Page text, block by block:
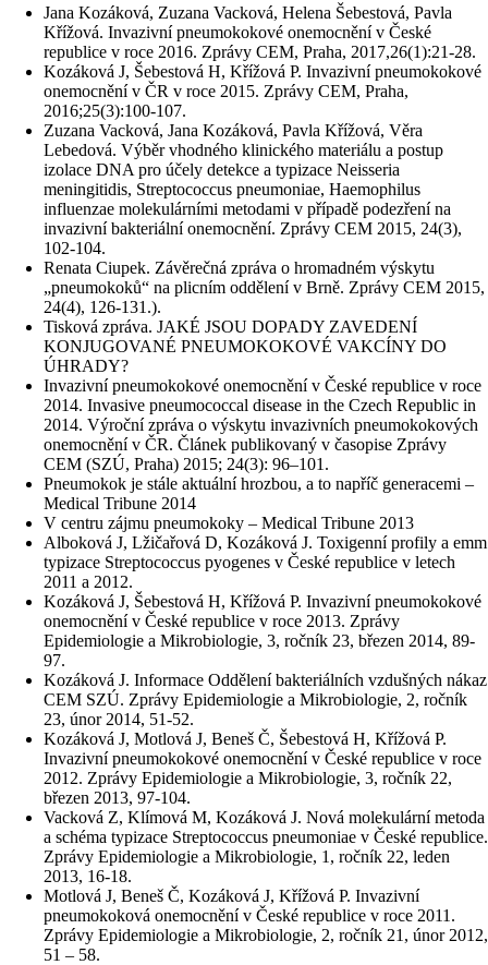
Jana Kozáková, Zuzana Vacková, Helena Šebestová, Pavla
Křížová. Invazivní pneumokokové onemocnění v České
republice v roce 2016. Zprávy CEM, Praha, 2017,26(1):21-28.
Kozáková J, Šebestová H, Křížová P. Invazivní pneumokokové
onemocnění v ČR v roce 2015. Zprávy CEM, Praha,
2016;25(3):100-107.
Zuzana Vacková, Jana Kozáková, Pavla Křížová, Věra
Lebedová. Výběr vhodného klinického materiálu a postup
izolace DNA pro účely detekce a typizace Neisseria
meningitidis, Streptococcus pneumoniae, Haemophilus
influenzae molekulárními metodami v případě podezření na
invazivní bakteriální onemocnění. Zprávy CEM 2015, 24(3),
102-104.
Renata Ciupek. Závěrečná zpráva o hromadném výskytu
„pneumokoků“ na plicním oddělení v Brně. Zprávy CEM 2015,
24(4), 126-131.).
Tisková zpráva. JAKÉ JSOU DOPADY ZAVEDENÍ
KONJUGOVANÉ PNEUMOKOKOVÉ VAKCÍNY DO
ÚHRADY?
Invazivní pneumokokové onemocnění v České republice v roce
2014. Invasive pneumococcal disease in the Czech Republic in
2014. Výroční zpráva o výskytu invazivních pneumokokových
onemocnění v ČR. Článek publikovaný v časopise Zprávy
CEM (SZÚ, Praha) 2015; 24(3): 96–101.
Pneumokok je stále aktuální hrozbou, a to napříč generacemi –
Medical Tribune 2014
V centru zájmu pneumokoky – Medical Tribune 2013
Alboková J, Lžičařová D, Kozáková J. Toxigenní profily a emm
typizace Streptococcus pyogenes v České republice v letech
2011 a 2012.
Kozáková J, Šebestová H, Křížová P. Invazivní pneumokokové
onemocnění v České republice v roce 2013. Zprávy
Epidemiologie a Mikrobiologie, 3, ročník 23, březen 2014, 89-
97.
Kozáková J. Informace Oddělení bakteriálních vzdušných nákaz
CEM SZÚ. Zprávy Epidemiologie a Mikrobiologie, 2, ročník
23, únor 2014, 51-52.
Kozáková J, Motlová J, Beneš Č, Šebestová H, Křížová P.
Invazivní pneumokokové onemocnění v České republice v roce
2012. Zprávy Epidemiologie a Mikrobiologie, 3, ročník 22,
březen 2013, 97-104.
Vacková Z, Klímová M, Kozáková J. Nová molekulární metoda
a schéma typizace Streptococcus pneumoniae v České republice.
Zprávy Epidemiologie a Mikrobiologie, 1, ročník 22, leden
2013, 16-18.
Motlová J, Beneš Č, Kozáková J, Křížová P. Invazivní
pneumokoková onemocnění v České republice v roce 2011.
Zprávy Epidemiologie a Mikrobiologie, 2, ročník 21, únor 2012,
51 – 58.